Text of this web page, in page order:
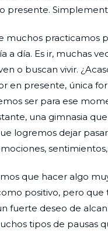
presente.
muchos
día. Es ir, muchas
o buscan vivir.
en presente, única
ser para ese
una gimnasia
logremos dejar
que hacer algo
positivo, pero
fuerte deseo de
tipos de pausas